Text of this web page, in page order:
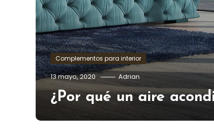
Complementos para interior
13 mayo, 2020 Adrian
¿Por qué un aire